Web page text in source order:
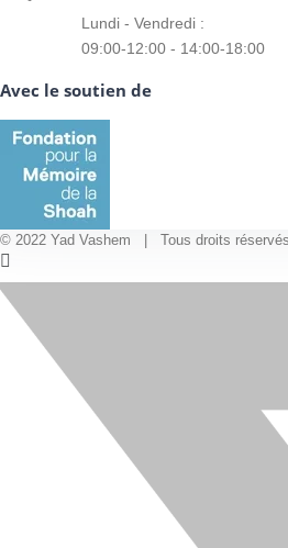
Lundi - Vendredi :
09:00-12:00 - 14:00-18:00
Avec le soutien de
© 2022 Yad Vashem | Tous droits
X